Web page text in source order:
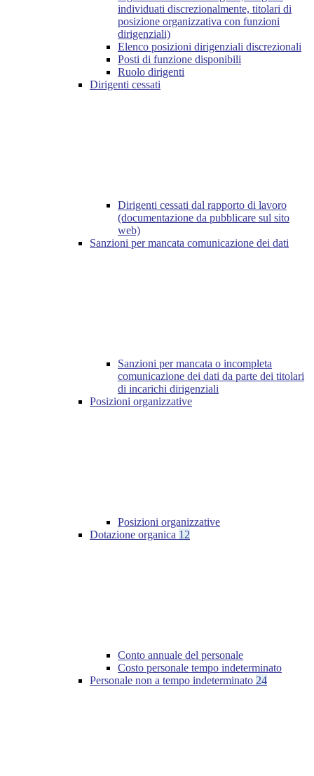
individuati discrezionalmente, titolari di
posizione organizzativa con funzioni
dirigenziali)
Elenco posizioni dirigenziali discrezionali
Posti di funzione disponibili
Ruolo dirigenti
Dirigenti cessati
Dirigenti cessati dal rapporto di lavoro
(documentazione da pubblicare sul sito
web)
Sanzioni per mancata comunicazione dei dati
Sanzioni per mancata o incompleta
comunicazione dei dati da parte dei titolari
di incarichi dirigenziali
Posizioni organizzative
Posizioni organizzative
Dotazione organica 12
Conto annuale del personale
Costo personale tempo indeterminato
Personale non a tempo indeterminato 24